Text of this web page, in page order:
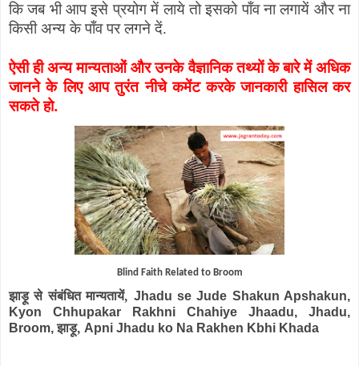
कि जब भी आप इसे प्रयोग में लाये तो इसको पाँव ना लगायें और ना
किसी अन्य के पाँव पर लगने दें.
ऐसी ही अन्य मान्यताओं और उनके वैज्ञानिक तथ्यों के बारे में अधिक
जानने के लिए आप तुरंत नीचे कमेंट करके जानकारी हासिल कर
सकते हो.
Blind Faith Related to Broom
झाड़ू से संबंधित मान्यतायें, Jhadu se Jude Shakun Apshakun,
Kyon Chhupakar Rakhni Chahiye Jhaadu, Jhadu,
Broom,झाड़ू, Apni Jhadu ko Na Rakhen Kbhi Khada